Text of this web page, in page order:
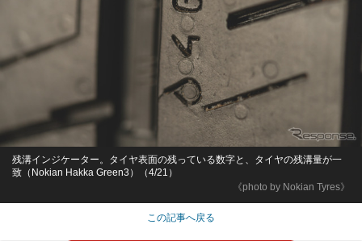
《photo by Nokian Tyres》
残溝インジケーター。タイヤ表面の残っている数字と、タイヤの残溝量が一
致（Nokian Hakka Green3）（4/21）
この記事へ戻る